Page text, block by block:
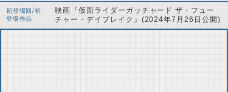
初登場回/初
登場作品
映画『仮面ライダーガッチャード ザ・フュー
チャー・デイブレイク』(2024年7月26日公開)